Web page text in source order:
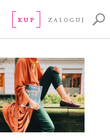
KUP ZALOGUJ
„Pisma”